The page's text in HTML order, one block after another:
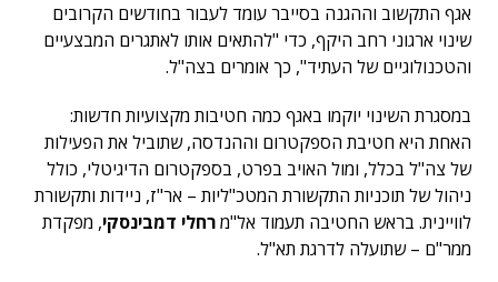
אגף התקשוב וההגנה בסייבר עומד לעבור בחודשים הקרובים
שינוי ארגוני רחב היקף, כדי "להתאים אותו לאתגרים המבצעיים
והטכנולוגיים של העתיד", כך אומרים בצה"ל.
במסגרת השינוי יוקמו באגף כמה חטיבות מקצועיות חדשות:
האחת היא חטיבת הספקטרום וההנדסה, שתוביל את הפעילות
של צה"ל בכלל, ומול האויב בפרט, בספקטרום הדיגיטלי, כולל
ניהול של תוכניות התקשורת המטכ"ליות – אר"ז, ניידות ותקשורת
לוויינית. בראש החטיבה תעמוד אל"מרחלי דמבינסקי, מפקדת
ממר"ם – שתועלה לדרגת תא"ל.